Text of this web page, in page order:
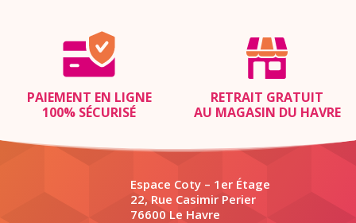
PAIEMENT EN LIGNE
100% SÉCURISÉ
RETRAIT GRATUIT
AU MAGASIN DU HAVRE
Espace Coty – 1er Étage
22, Rue Casimir Perier
76600 Le Havre